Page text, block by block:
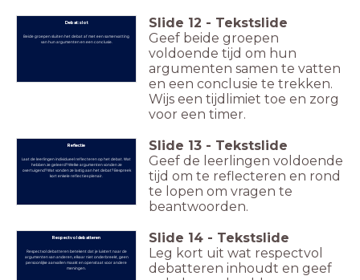
Debat: slot
Beide groepen sluiten het debat af met een samenvatting
van hun argumenten en een conclusie.
Slide 12 - Tekstslide
Geef beide groepen
voldoende tijd om hun
argumenten samen te vatten
en een conclusie te trekken.
Wijs een tijdlimiet toe en zorg
voor een timer.
Reflectie
Laat de leerlingen individueel reflecteren op het debat. Wat
hebben ze geleerd? Welke argumenten vonden ze
overtuigend? Wat vonden ze lastig aan het debat? Bespreek
kort enkele reflecties plenair.
Slide 13 - Tekstslide
Geef de leerlingen voldoende
tijd om te reflecteren en rond
te lopen om vragen te
beantwoorden.
Respectvol debatteren
Respectvol debatteren betekent dat je luistert naar de
argumenten van anderen, elkaar niet onderbreekt, geen
persoonlijke aanvallen maakt en openstaat voor andere
meningen.
Slide 14 - Tekstslide
Leg kort uit wat respectvol
debatteren inhoudt en geef